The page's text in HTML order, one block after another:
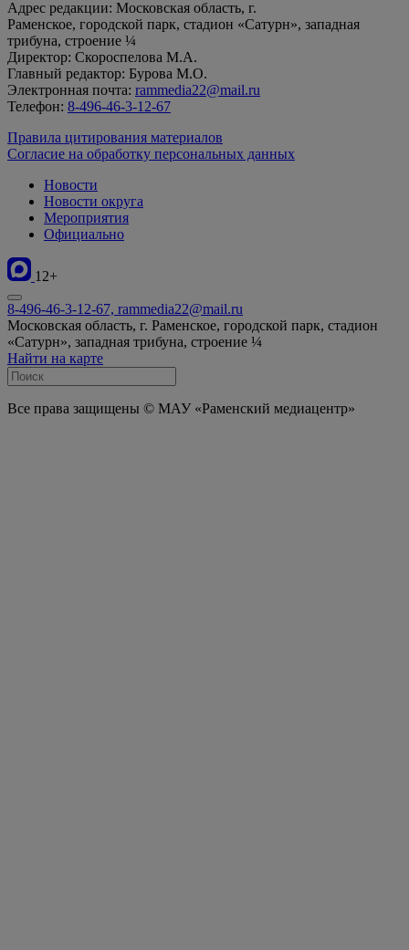
Адрес редакции: Московская область, г.
Раменское, городской парк, стадион «Сатурн», западная
трибуна, строение ¼
Директор: Скороспелова М.А.
Главный редактор: Бурова М.О.
Электронная почта: rammedia22@mail.ru
Телефон: 8-496-46-3-12-67
Правила цитирования материалов
Согласие на обработку персональных данных
Новости
Новости округа
Мероприятия
Официально
12+
8-496-46-3-12-67, rammedia22@mail.ru
Московская область, г. Раменское, городской парк, стадион
«Сатурн», западная трибуна, строение ¼
Найти на карте
Все права защищены © МАУ «Раменский медиацентр»